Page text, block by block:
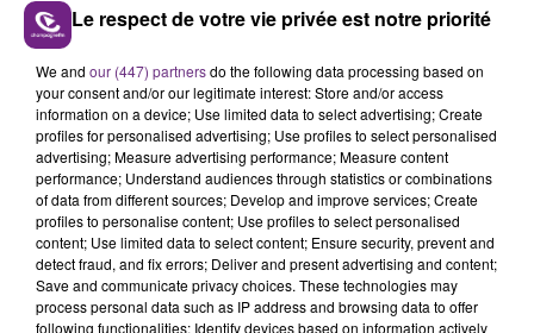
Cela fait déjà une semaine que la centrale
nucléaire ardennaise est à l'arrêt. Une situation
justifiée par la sécheresse intense qui est toujours
présente.
LE MAGASIN JOUÉCLUB DE REIMS FERME
SES PORTES
C'était l'une des institutions du centre-ville
Le respect de votre vie privée est notre priorité
We and our (447) partnersdo the following data processing based on
your consent and/or our legitimate interest: Store and/or access
information on a device; Use limited data to select advertising; Create
profiles for personalised advertising; Use profiles to select personalised
advertising; Measure advertising performance; Measure content
performance; Understand audiences through statistics or combinations
of data from different sources; Develop and improve services; Create
profiles to personalise content; Use profiles to select personalised
content; Use limited data to select content; Ensure security, prevent and
detect fraud, and fix errors; Deliver and present advertising and content;
Save and communicate privacy choices. These technologies may
process personal data such as IP address and browsing data to offer
following functionalities: Identify devices based on information actively